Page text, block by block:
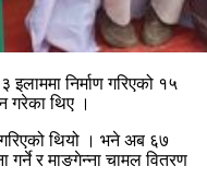
निर्माण गरिएको १५
गरेका थिए ।
थियो । भने अब ६७
गर्ने र माङगेन्ना चामल वितरण